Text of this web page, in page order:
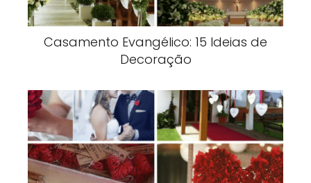
Casamento Evangélico: 15 Ideias de
Decoração